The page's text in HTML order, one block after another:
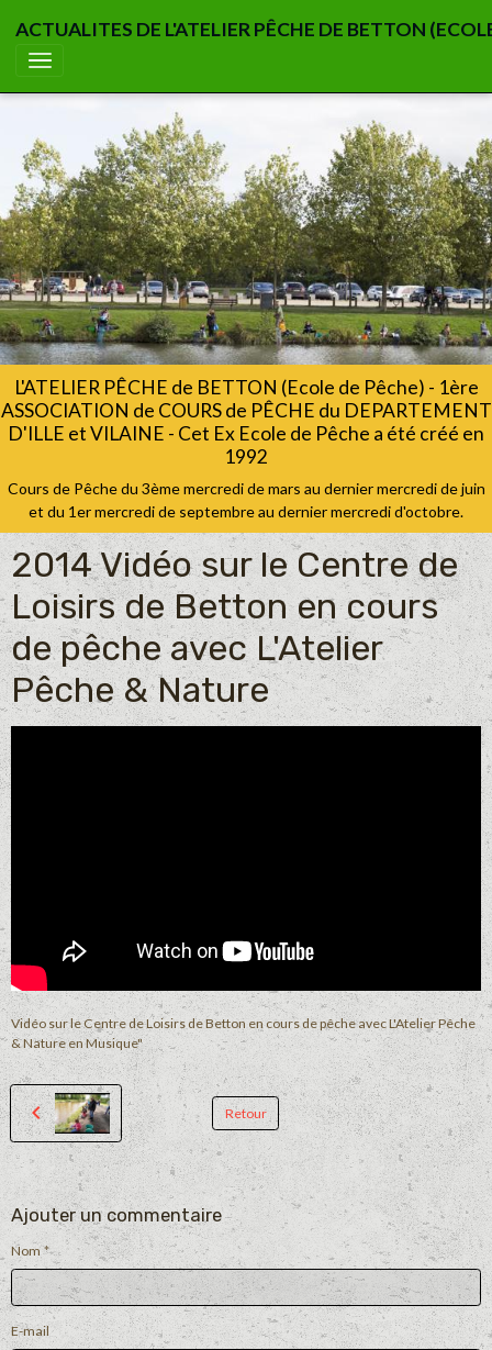
ACTUALITES DE L'ATELIER PÊCHE DE BETTON
L'ATELIER PÊCHE de BETTON (Ecole de Pêche) - 1ère
ASSOCIATION de COURS de PÊCHE du DEPARTEMENT
D'ILLE et VILAINE - Cet Ex Ecole de Pêche a été créé en
1992
Cours de Pêche du 3ème mercredi de mars au dernier mercredi de juin
et du 1er mercredi de septembre au dernier mercredi d'octobre.
2014 Vidéo sur le Centre de
Loisirs de Betton en cours
de pêche avec L'Atelier
Pêche & Nature
Vidéo sur le Centre de Loisirs de Betton en cours de pêche avec L'Atelier Pêche
& Nature en Musique"
Retour
Ajouter un commentaire
Nom
E-mail